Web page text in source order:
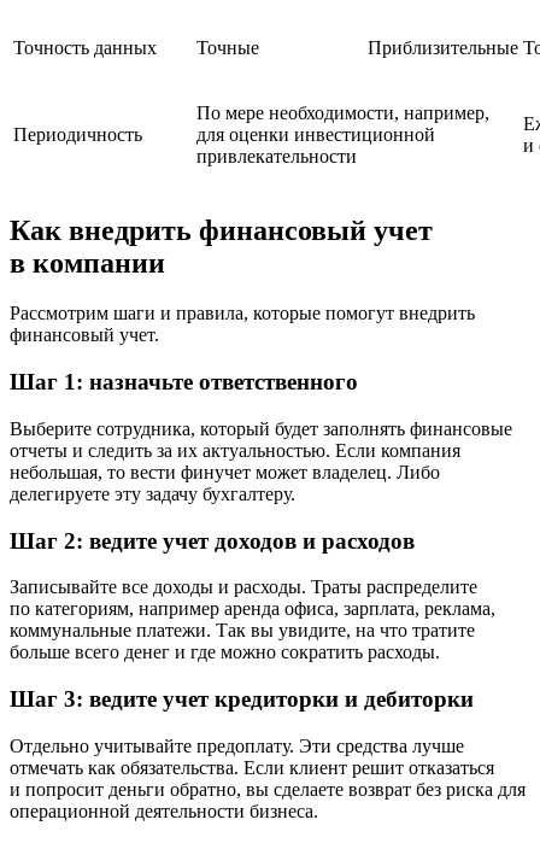
Точность данных Точные Приблизительные
Периодичность
По мере необходимости, например,
для оценки инвестиционной
привлекательности
и
Как внедрить финансовый учет
в компании
Рассмотрим шаги и правила, которые помогут внедрить
финансовый учет.
Шаг 1: назначьте ответственного
Выберите сотрудника, который будет заполнять финансовые
отчеты и следить за их актуальностью. Если компания
небольшая, то вести финучет может владелец. Либо
делегируете эту задачу бухгалтеру.
Шаг 2: ведите учет доходов и расходов
Записывайте все доходы и расходы. Траты распределите
по категориям, например аренда офиса, зарплата, реклама,
коммунальные платежи. Так вы увидите, на что тратите
больше всего денег и где можно сократить расходы.
Шаг 3: ведите учет кредиторки и дебиторки
Отдельно учитывайте предоплату. Эти средства лучше
отмечать как обязательства. Если клиент решит отказаться
и попросит деньги обратно, вы сделаете возврат без риска для
операционной деятельности бизнеса.